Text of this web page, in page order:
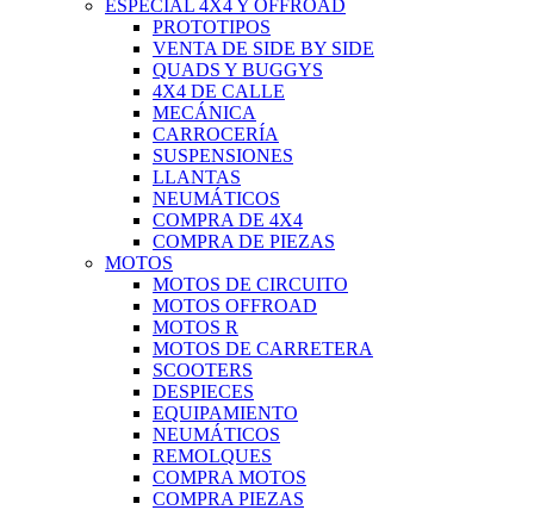
ESPECIAL 4X4 Y OFFROAD
PROTOTIPOS
VENTA DE SIDE BY SIDE
QUADS Y BUGGYS
4X4 DE CALLE
MECÁNICA
CARROCERÍA
SUSPENSIONES
LLANTAS
NEUMÁTICOS
COMPRA DE 4X4
COMPRA DE PIEZAS
MOTOS
MOTOS DE CIRCUITO
MOTOS OFFROAD
MOTOS R
MOTOS DE CARRETERA
SCOOTERS
DESPIECES
EQUIPAMIENTO
NEUMÁTICOS
REMOLQUES
COMPRA MOTOS
COMPRA PIEZAS